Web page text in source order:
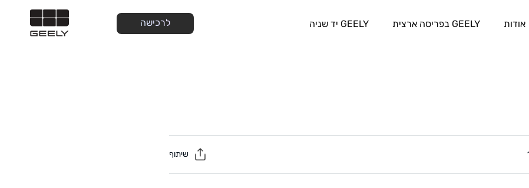
אודות GEELY בפריסה ארצית GEELY יד שניה לרכישה